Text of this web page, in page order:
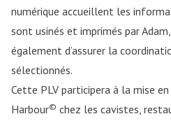
numérique accueillent les
sont usinés et imprimés par
également d’assurer la
sélectionnés.
Cette PLV participera à la mise
Harbour© chez les cavistes,